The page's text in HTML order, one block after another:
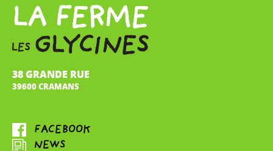
38 GRANDE RUE
39600 CRAMANS